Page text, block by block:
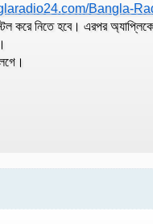
Bangla-
করে নিতে হবে। এরপর